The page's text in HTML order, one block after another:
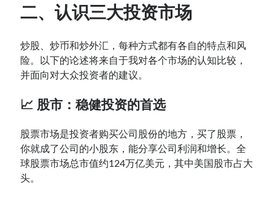
二、认识三大投资市场
炒股、炒币和炒外汇，每种方式都有各自的特点和风
险。以下的论述将来自于我对各个市场的认知比较，
并面向对大众投资者的建议。
📈 股市：稳健投资的首选
股票市场是投资者购买公司股份的地方，买了股票，
你就成了公司的小股东，能分享公司利润和增长。全
球股票市场总市值约124万亿美元，其中美国股市占大
头。